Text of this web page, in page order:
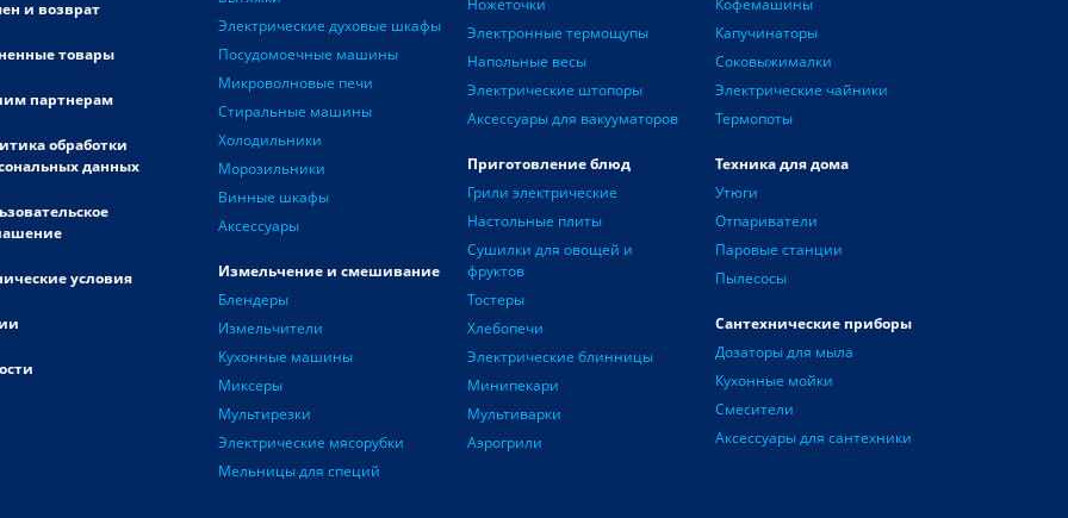
и возврат
товары
партнерам
обработки
данных
условия
Электрические духовые шкафы
Посудомоечные машины
Микроволновые печи
Стиральные машины
Холодильники
Морозильники
Винные шкафы
Аксессуары
Измельчение и смешивание
Блендеры
Измельчители
Кухонные машины
Миксеры
Мультирезки
Электрические мясорубки
Мельницы для специй
Ножеточки
Электронные термощупы
Напольные весы
Электрические штопоры
Аксессуары для вакууматоров
Приготовление блюд
Грили электрические
Настольные плиты
Сушилки для овощей и
фруктов
Тостеры
Хлебопечи
Электрические блинницы
Минипекари
Мультиварки
Аэрогрили
Кофемашины
Капучинаторы
Соковыжималки
Электрические чайники
Термопоты
Техника для дома
Утюги
Отпариватели
Паровые станции
Пылесосы
Сантехнические приборы
Дозаторы для мыла
Кухонные мойки
Смесители
Аксессуары для сантехники